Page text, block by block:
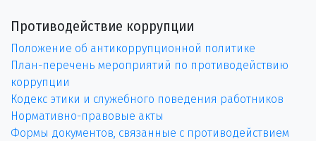
Противодействие коррупции
Положение об антикоррупционной политике
План-перечень мероприятий по противодействию
коррупции
Кодекс этики и служебного поведения работников
Нормативно-правовые акты
Формы документов, связанные с противодействием